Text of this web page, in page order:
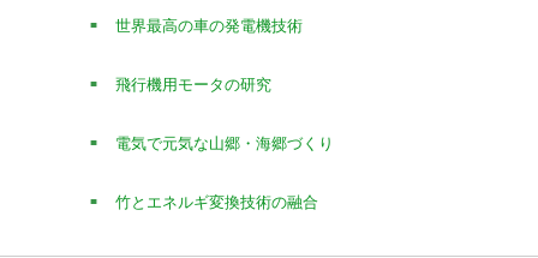
世界最高の車の発電機技術
飛行機用モータの研究
電気で元気な山郷・海郷づくり
竹とエネルギ変換技術の融合